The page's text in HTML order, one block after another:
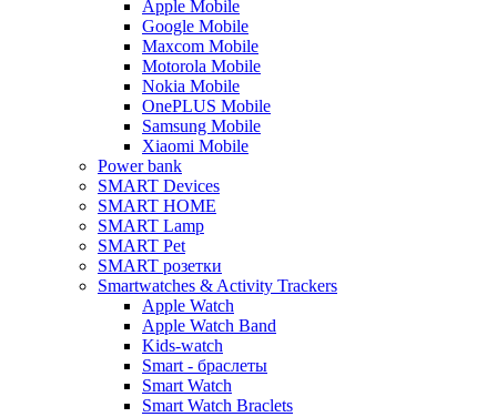
Apple Mobile
Google Mobile
Maxcom Mobile
Motorola Mobile
Nokia Mobile
OnePLUS Mobile
Samsung Mobile
Xiaomi Mobile
Power bank
SMART Devices
SMART HOME
SMART Lamp
SMART Pet
SMART розетки
Smartwatches & Activity Trackers
Apple Watch
Apple Watch Band
Kids-watch
Smart - браслеты
Smart Watch
Smart Watch Braclets